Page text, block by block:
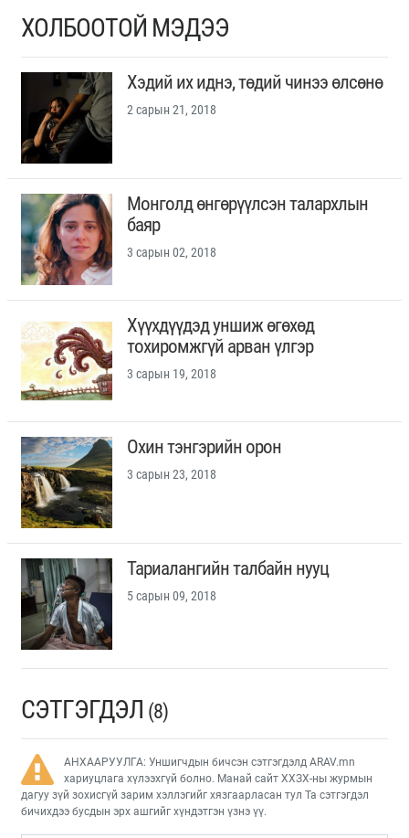
ХОЛБООТОЙ МЭДЭЭ
Хэдий их иднэ, төдий чинээ өлсөнө
2 сарын 21, 2018
Монголд өнгөрүүлсэн талархлын
баяр
3 сарын 02, 2018
Хүүхдүүдэд уншиж өгөхөд
тохиромжгүй арван үлгэр
3 сарын 19, 2018
Охин тэнгэрийн орон
3 сарын 23, 2018
Тариалангийн талбайн нууц
5 сарын 09, 2018
СЭТГЭГДЭЛ (8)
АНХААРУУЛГА: Уншигчдын бичсэн сэтгэгдэлд ARAV.mn
хариуцлага хүлээхгүй болно. Манай сайт ХХЗХ-ны журмын
дагуу зүй зохисгүй зарим хэллэгийг хязгаарласан тул Та сэтгэгдэл
бичихдээ бусдын эрх ашгийг хүндэтгэн үзнэ үү.